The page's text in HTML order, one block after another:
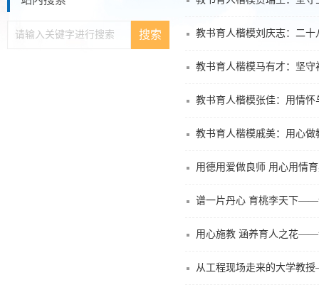
教书育人楷模刘庆志：二
教书育人楷模马有才：坚守
教书育人楷模张佳：用情
教书育人楷模戚美：用心做
用德用爱做良师 用心用情
谱一片丹心 育桃李天下——
用心施教 涵养育人之花——
从工程现场走来的大学教